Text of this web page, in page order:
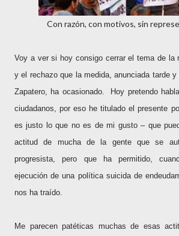
Con razón, con motivos, sin
Voy a ver si hoy consigo cerrar el tema de la
y el rechazo que la medida, anunciada tarde
Zapatero, ha ocasionado.
Hoy pretendo
ciudadanos, por eso he titulado el presente
es justo lo que no es de mi gusto – que
actitud de mucha de la gente que se
progresista, pero que ha permitido,
ejecución de una política suicida de
nos ha traído.
Me parecen patéticas muchas de esas